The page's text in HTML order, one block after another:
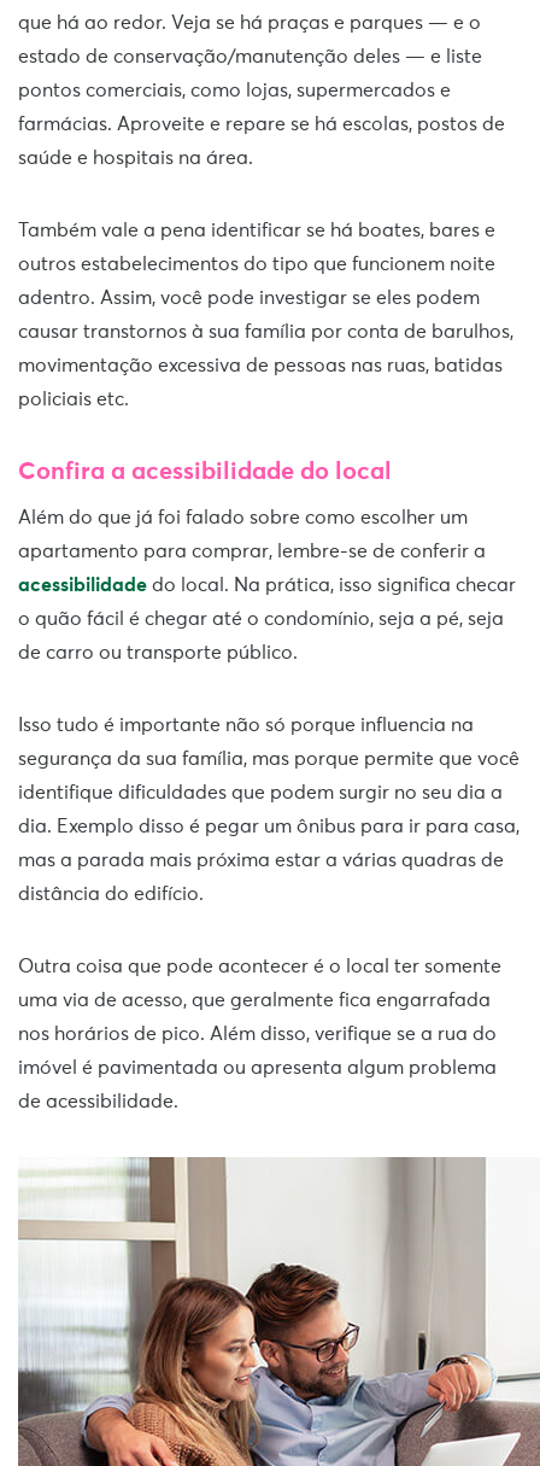
que há ao redor. Veja se há praças e parques — e o
estado de conservação/manutenção deles — e liste
pontos comerciais, como lojas, supermercados e
farmácias. Aproveite e repare se há escolas, postos de
saúde e hospitais na área.
Também vale a pena identificar se há boates, bares e
outros estabelecimentos do tipo que funcionem noite
adentro. Assim, você pode investigar se eles podem
causar transtornos à sua família por conta de barulhos,
movimentação excessiva de pessoas nas ruas, batidas
policiais etc.
Confira a acessibilidade do local
Além do que já foi falado sobre como escolher um
apartamento para comprar, lembre-se de conferir a
acessibilidade do local. Na prática, isso significa checar
o quão fácil é chegar até o condomínio, seja a pé, seja
de carro ou transporte público.
Isso tudo é importante não só porque influencia na
segurança da sua família, mas porque permite que você
identifique dificuldades que podem surgir no seu dia a
dia. Exemplo disso é pegar um ônibus para ir para casa,
mas a parada mais próxima estar a várias quadras de
distância do edifício.
Outra coisa que pode acontecer é o local ter somente
uma via de acesso, que geralmente fica engarrafada
nos horários de pico. Além disso, verifique se a rua do
imóvel é pavimentada ou apresenta algum problema
de acessibilidade.